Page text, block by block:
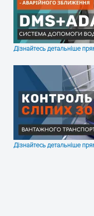
Дізнайтесь детальніше
Дізнайтесь детальніше